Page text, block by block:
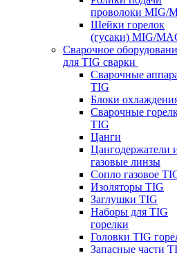
проволоки MIG/
Шейки горелок
(гусаки) MIG/
Сварочное
для TIG сварки
Сварочные
TIG
Блоки
Сварочные
TIG
Цанги
Цангодержатели
газовые линзы
Сопло газовое
Изоляторы TIG
Заглушки TIG
Наборы для TIG
горелки
Головки TIG
Запасные части